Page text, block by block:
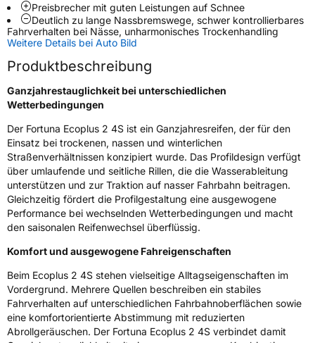
Weitere Eigenschaften
Schlauchtyp TL
Zustand Neureifen
VerstärktXL
EU Label
EffizienzD
Rollgeräusch (Klasse)A
Rollgeräusch (dB)70
FahrzeugklasseC1
Preisbrecher mit guten Leistungen auf Schnee
Deutlich zu lange Nassbremswege, schwer kontrollierbares
Fahrverhalten bei Nässe, unharmonisches Trockenhandling
Weitere Details bei Auto Bild
Produktbeschreibung
Ganzjahrestauglichkeit bei unterschiedlichen
Wetterbedingungen
Der Fortuna Ecoplus 2 4S ist ein Ganzjahresreifen, der für den
Einsatz bei trockenen, nassen und winterlichen
Straßenverhältnissen konzipiert wurde. Das Profildesign verfügt
über umlaufende und seitliche Rillen, die die Wasserableitung
unterstützen und zur Traktion auf nasser Fahrbahn beitragen.
Gleichzeitig fördert die Profilgestaltung eine ausgewogene
Performance bei wechselnden Wetterbedingungen und macht
den saisonalen Reifenwechsel überflüssig.
Komfort und ausgewogene Fahreigenschaften
Beim Ecoplus 2 4S stehen vielseitige Alltagseigenschaften im
Vordergrund. Mehrere Quellen beschreiben ein stabiles
Fahrverhalten auf unterschiedlichen Fahrbahnoberflächen sowie
eine komfortorientierte Abstimmung mit reduzierten
Abrollgeräuschen. Der Fortuna Ecoplus 2 4S verbindet damit